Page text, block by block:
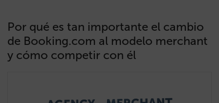
Por qué es tan importante el cambio
de Booking.com al modelo merchant
y cómo competir con él